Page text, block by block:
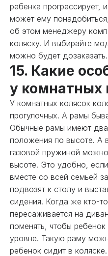
ребенка
может ему
об этом менеджеру
коляску. И выбирайте
можно будет дозаказать.
15. Какие
у комнатных
У комнатных колясок
прогулочных. А рамы
Обычные рамы имеют
положения по высоте. А
газовой пружиной
высоте. Это удобно,
вместе со всей семьей
подвозят к столу и
сидения. Когда же кто-
пересаживается на
поменять, чтобы
уровне. Такую раму
ребенок сидит в